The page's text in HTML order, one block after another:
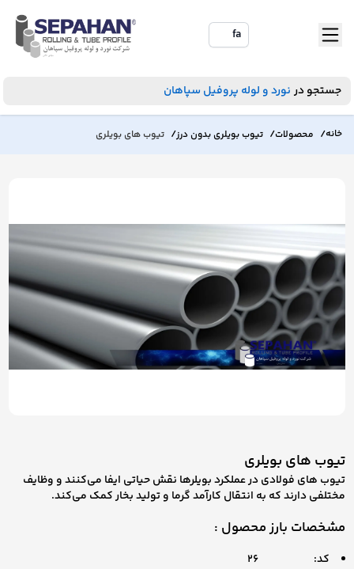
fa
جستجو در نورد و لوله پروفیل سپاهان
خانه/ محصولات/ تیوب بویلری بدون درز/ تیوب های بویلری
تیوب های بویلری
تیوب های فولادی در عملکرد بویلرها نقش حیاتی ایفا می‌کنند و وظایف
مختلفی دارند که به انتقال کارآمد گرما و تولید بخار کمک می‌کند.
مشخصات بارز محصول :
کد:
26